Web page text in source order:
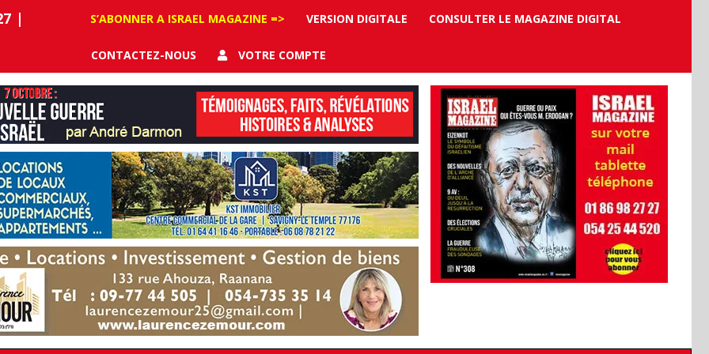
|
S’ABONNER A ISRAEL MAGAZINE => VERSION DIGITALE CONSULTER LE MAGAZINE DIGITAL
CONTACTEZ-NOUS VOTRE COMPTE